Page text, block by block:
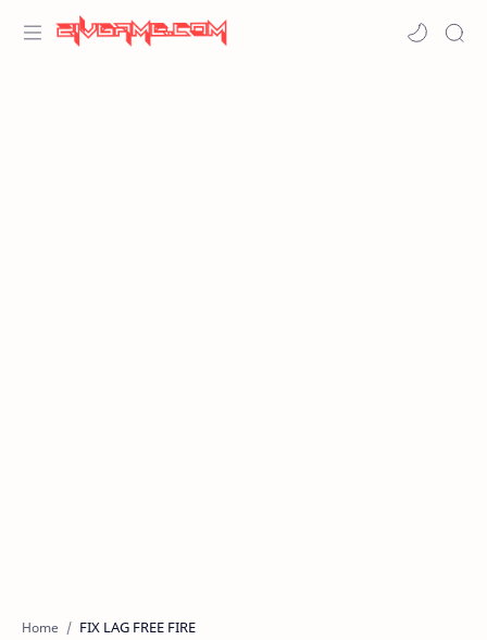
Home FIX LAG FREE FIRE